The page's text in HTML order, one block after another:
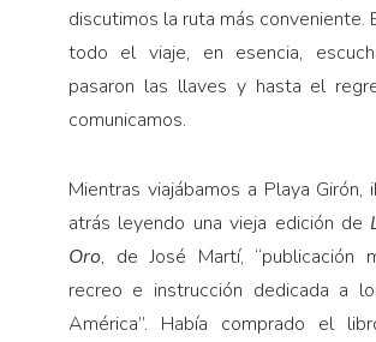
Relecturas
Sociedad
Turismo accidental
Voces y lecturas
discutimos la ruta más conveniente.
todo el viaje, en esencia,
pasaron las llaves y hasta el
comunicamos.
Mientras viajábamos a Playa Girón,
atrás leyendo una vieja edición de
Oro, de José Martí, “publicación
recreo e instrucción dedicada a
América”. Había comprado el